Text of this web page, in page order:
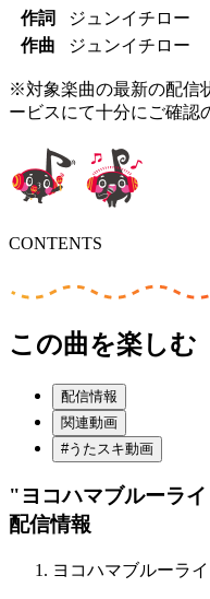
作詞
ジュンイチロー
作曲
ジュンイチロー
※対象楽曲の最新の配信
ービスにて十分にご確認
CONTENTS
この曲を楽しむ
配信情報
関連動画
#うたスキ動画
"ヨコハマブルーラ
配信情報
ヨコハマブルーラ